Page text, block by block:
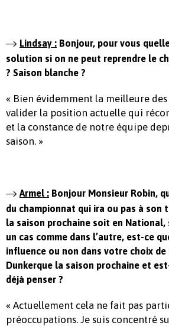
Lindsay : Bonjour, pour vous
solution si on ne peut reprendre le
? Saison blanche ?
« Bien évidemment la meilleure
valider la position actuelle qui
et la constance de notre équipe
saison. »
Armel : Bonjour Monsieur Robin,
du championnat qui ira ou pas à son
la saison prochaine soit en National,
un cas comme dans l’autre, est-ce
influence ou non dans votre choix de
Dunkerque la saison prochaine et
déjà penser ?
« Actuellement cela ne fait pas
préoccupations. Je suis concentré